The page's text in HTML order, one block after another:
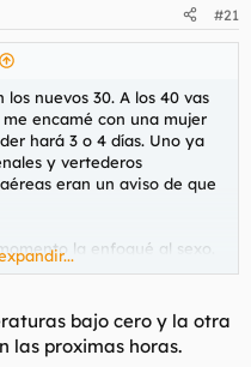
#21
nuevos 30. A los 40 vas
encamé con una mujer
hará 3 o 4 días. Uno ya
y vertederos
eran un aviso de que
la enfoqué al sexo.
soltaba el discurso que
una tia normal o guapa y es
para follar. A poder ser
que se me echen encima
bajo cero y la otra
las proximas horas.